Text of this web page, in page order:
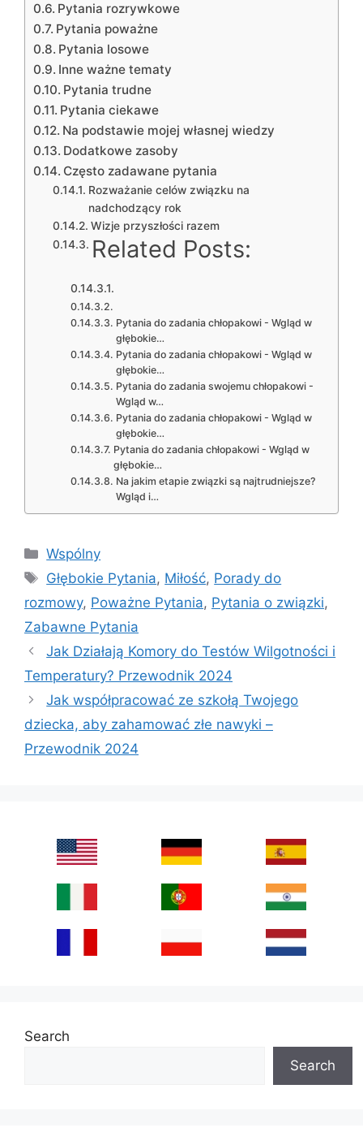
Pytania rozrywkowe
Pytania poważne
Pytania losowe
Inne ważne tematy
Pytania trudne
Pytania ciekawe
Na podstawie mojej własnej wiedzy
Dodatkowe zasoby
Często zadawane pytania
Rozważanie celów związku na
nadchodzący rok
Wizje przyszłości razem
Related Posts:
Pytania do zadania chłopakowi - Wgląd w
głębokie…
Pytania do zadania chłopakowi - Wgląd w
głębokie…
Pytania do zadania swojemu chłopakowi -
Wgląd w…
Pytania do zadania chłopakowi - Wgląd w
głębokie…
Pytania do zadania chłopakowi - Wgląd w
głębokie…
Na jakim etapie związki są najtrudniejsze?
Wgląd i…
Categories
Wspólny
Tags
Głębokie Pytania, Miłość, Porady do
rozmowy, Poważne Pytania, Pytania o związki,
Zabawne Pytania
Jak Działają Komory do Testów Wilgotności i
Temperatury? Przewodnik 2024
Jak współpracować ze szkołą Twojego
dziecka, aby zahamować złe nawyki –
Przewodnik 2024
Search
Search